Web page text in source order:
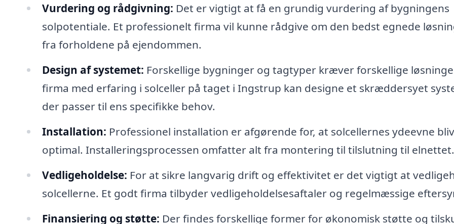
Vurdering og rådgivning: Det er vigtigt at få en grundig vurdering af bygningens
solpotentiale. Et professionelt firma vil kunne rådgive om den bedst egnede
fra forholdene på ejendommen.
Design af systemet: Forskellige bygninger og tagtyper kræver forskellige
firma med erfaring i solceller på taget i Ingstrup kan designe et skræddersyet
der passer til ens specifikke behov.
Installation: Professionel installation er afgørende for, at solcellernes ydeevne
optimal. Installeringsprocessen omfatter alt fra montering til tilslutning til elnettet.
Vedligeholdelse: For at sikre langvarig drift og effektivitet er det vigtigt at
solcellerne. Et godt firma tilbyder vedligeholdelsesaftaler og regelmæssige
Finansiering og støtte: Der findes forskellige former for økonomisk støtte og